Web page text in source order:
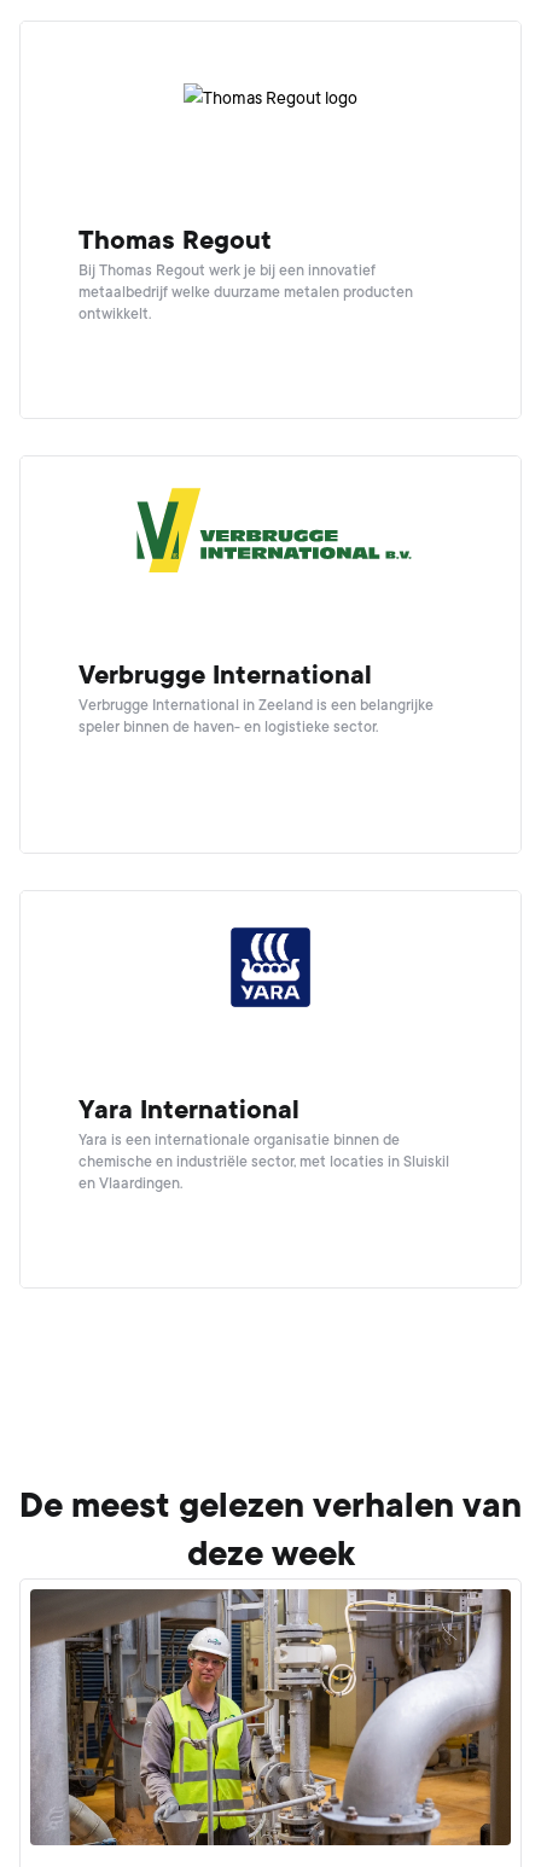
Thomas Regout
Bij Thomas Regout werk je bij een innovatief
metaalbedrijf welke duurzame metalen producten
ontwikkelt.
Verbrugge International
Verbrugge International in Zeeland is een belangrijke
speler binnen de haven- en logistieke sector.
Yara International
Yara is een internationale organisatie binnen de
chemische en industriële sector, met locaties in Sluiskil
en Vlaardingen.
De meest gelezen verhalen van
deze week